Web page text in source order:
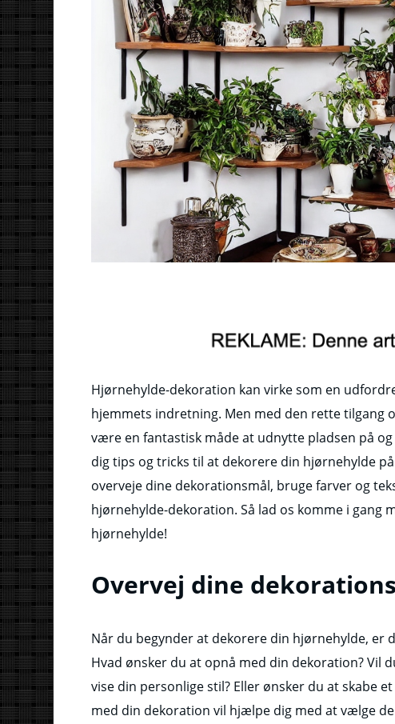
Hjørnehylde-dekoration kan virke som en
hjemmets indretning. Men med den rette tilgang
være en fantastisk måde at udnytte pladsen på
dig tips og tricks til at dekorere din hjørnehylde
overveje dine dekorationsmål, bruge farver og
hjørnehylde-dekoration. Så lad os komme i gang
hjørnehylde!
Overvej dine
Når du begynder at dekorere din hjørnehylde, er
Hvad ønsker du at opnå med din dekoration? Vil
vise din personlige stil? Eller ønsker du at skabe
med din dekoration vil hjælpe dig med at vælge